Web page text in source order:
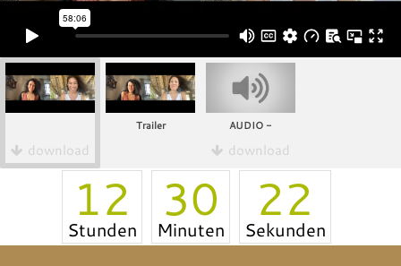
download
Trailer AUDIO -
download
12
Stunden 30
Minuten 22
Sekunden